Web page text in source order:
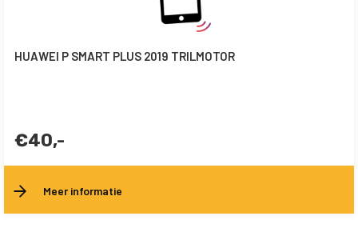
HUAWEI P SMART PLUS 2019 TRILMOTOR
€40,-
Meer informatie